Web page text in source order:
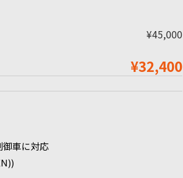
¥45,000
¥32,400
御車に対応